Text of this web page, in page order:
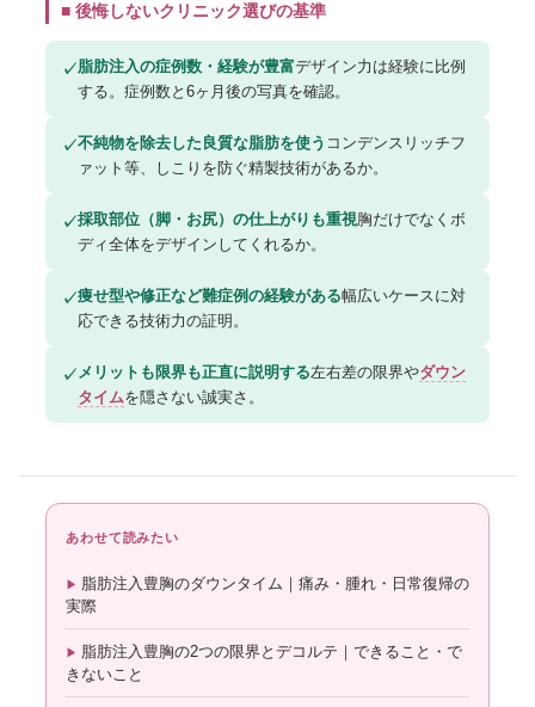
■ 後悔しないクリニック選びの基準
✓脂肪注入の症例数・経験が豊富デザイン力は経験に比例
する。症例数と6ヶ月後の写真を確認。
✓不純物を除去した良質な脂肪を使う コンデンスリッチフ
ァット等、しこりを防ぐ精製技術があるか。
✓採取部位（脚・お尻）の仕上がりも重視胸だけでなくボ
ディ全体をデザインしてくれるか。
✓痩せ型や修正など難症例の経験がある幅広いケースに対
応できる技術力の証明。
✓メリットも限界も正直に説明する左右差の限界やダウン
タイムを隠さない誠実さ。
あわせて読みたい
脂肪注入豊胸のダウンタイム｜痛み・腫れ・日常復帰の
実際
脂肪注入豊胸の2つの限界とデコルテ｜できること・で
きないこと